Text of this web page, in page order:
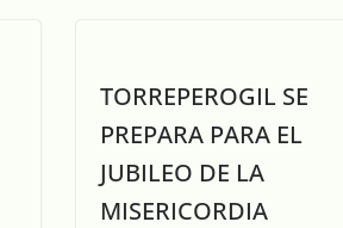
TORREPEROGIL SE
PREPARA PARA EL
JUBILEO DE LA
MISERICORDIA